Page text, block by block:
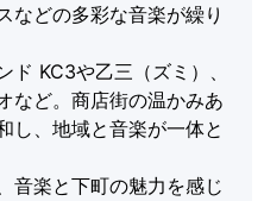
などの多彩な音楽が繰り
KC3や乙三（ズミ）、
など。商店街の温かみあ
し、地域と音楽が一体と
音楽と下町の魅力を感じ